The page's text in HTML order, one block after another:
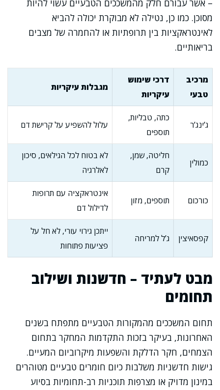
– אשר עבורם חלק מהמשככים הטבעיים עשוי להיות
מסוכן. כמו כן, נטילה לא מבוקרת יכולה להביא
לאינטראקציות בין תרופתיות או להחמרה של מצבים
בריאותיים.
מרכיב
טבעי
דרכי שימוש
עיקריות
מגבלות עיקריות
ג’ינג’ר
כתה, טבליות,
תוספים
עלול להשפיע על קרישת דם
כמולין
חליטה, שמן,
קרם
לא בטוח לכל הגילאים, סיכון
לאלרגיה
כורכום תוספים, מזון
אינטראקציה עם תרופות
לדילול דם
קפסאיצין ג’ל למריחה
ייתכן גירוי עורי, לא חל על
פציעות פתוחות
מבט לעתיד – חדשנות ושילוב
תחומים
תחום המשככים מהמקורות הטבעיים מתפתח בשנים
האחרונות, בעיקר בזכות התקדמות המחקר בתחום
הצמחים, חקר הדלקת והשפעות מיקרוביום המעיים.
גישות חדשניות משלבות כיום חומרים טבעיים מטוהרים
במינון מדויק או מצרפות תוכניות רב-תחומיות בסיוע